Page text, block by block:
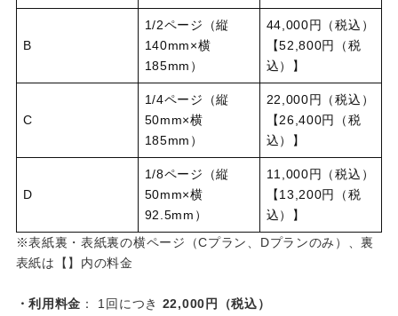
B
1/2ページ（縦
140mm×横
185mm）
44,000円（税込）
【52,800円（税
込）】
C
1/4ページ（縦
50mm×横
185mm）
22,000円（税込）
【26,400円（税
込）】
D
1/8ページ（縦
50mm×横
92.5mm）
11,000円（税込）
【13,200円（税
込）】
※表紙裏・表紙裏の横ページ（Cプラン、Dプランのみ）、裏
表紙は【】内の料金
・利用料金 ： 1回につき 22,000円（税込）